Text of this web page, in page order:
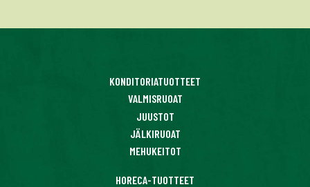
KONDITORIATUOTTEET
VALMISRUOAT
JUUSTOT
JÄLKIRUOAT
MEHUKEITOT
HORECA-TUOTTEET